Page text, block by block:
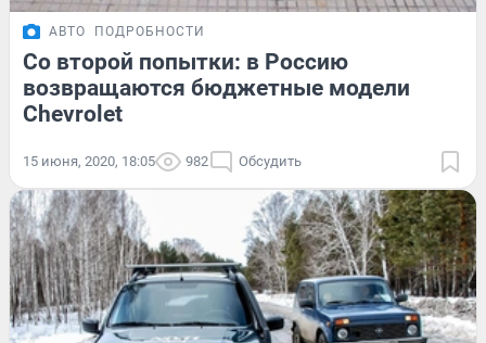
АВТО ПОДРОБНОСТИ
Со второй попытки: в Россию
возвращаются бюджетные модели
Chevrolet
15 июня, 2020, 18:05 982 Обсудить